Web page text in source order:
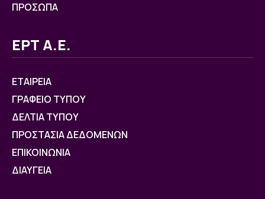
ΠΡΟΣΩΠΑ
ΕΡΤ Α.Ε.
ΕΤΑΙΡΕΙΑ
ΓΡΑΦΕΙΟ ΤΥΠΟΥ
ΔΕΛΤΙΑ ΤΥΠΟΥ
ΠΡΟΣΤΑΣΙΑ ΔΕΔΟΜΕΝΩΝ
ΕΠΙΚΟΙΝΩΝΙΑ
ΔΙΑΥΓΕΙΑ